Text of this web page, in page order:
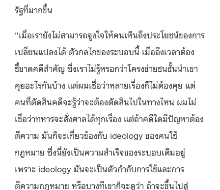
รัฐที่มากขึ้น
“เมื่อเรายังไม่สามารถจูงใจให้คนเห็นถึงประโยชน์ของการ
เปลี่ยนแปลงได้ ตัวกลไกของระบอบนี้ เมื่อถึงเวลาต้อง
ชี้ขาดคดีสำคัญ ซึ่งเราไม่รู้หรอกว่าโครงข่ายชนชั้นนำเขา
คุยอะไรกันบ้าง แต่ผมเชื่อว่าหลายเรื่องก็ไม่ต้องคุย แต่
คนที่ตัดสินคดีจะรู้ว่าจะต้องตัดสินไปในทางไหน ผมไม่
เชื่อว่าทหารจะสั่งศาลได้ทุกเรื่อง แต่ถ้าคดีใดมีปัญหาต้อง
ตีความ มันก็จะเกี่ยวข้องกับ ideology ของคนใช้
กฎหมาย ซึ่งนี่ยังเป็นความสำเร็จของระบอบเดิมอยู่
เพราะ ideology มันจะเป็นตัวกำกับการใช้และการ
ตีความกฎหมาย หรือบางทีเขาก็จะดูว่า ถ้าจะขึ้นไปสู่